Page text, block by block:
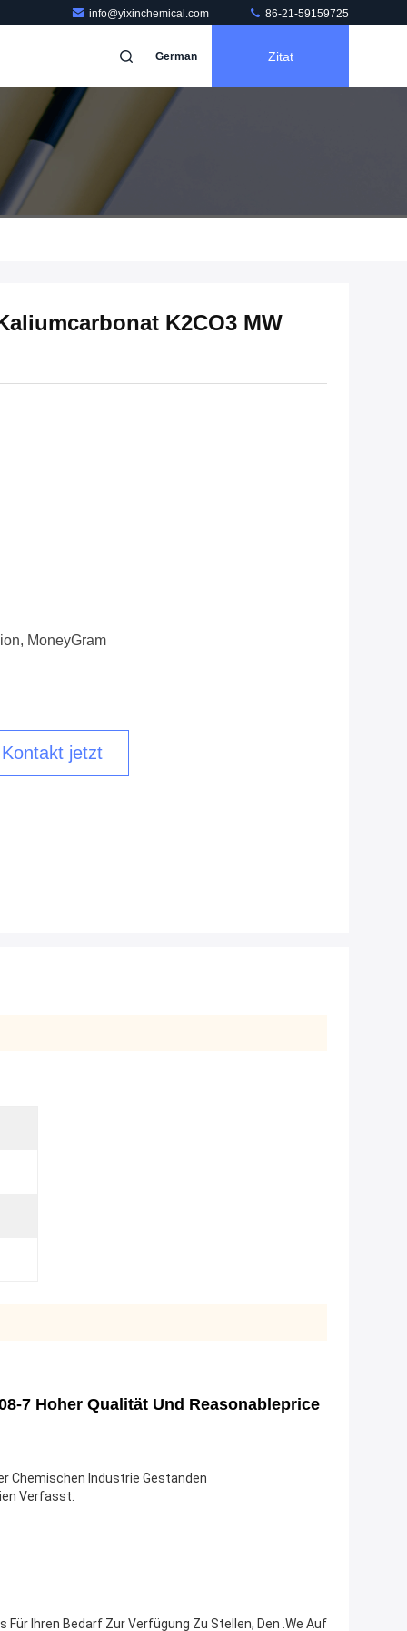
info@yixinchemical.com 86-21-59159725
German Zitat
K2CO3 MW
MoneyGram
Kontakt jetzt
7 Hoher Qualität Und Reasonableprice
Chemischen Industrie Gestanden
Verfasst.
Ihren Bedarf Zur Verfügung Zu Stellen, Den .we Auf